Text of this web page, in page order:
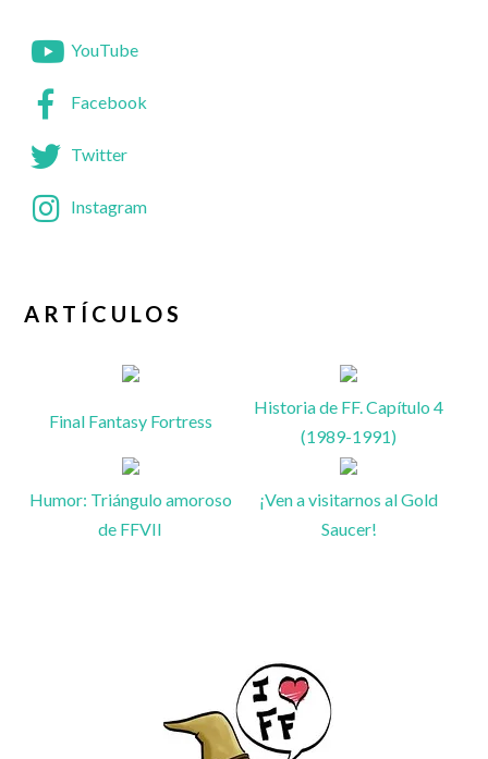
YouTube
Facebook
Twitter
Instagram
ARTÍCULOS
Final Fantasy Fortress
Historia de FF. Capítulo 4
(1989-1991)
Humor: Triángulo amoroso
de FFVII
¡Ven a visitarnos al Gold
Saucer!